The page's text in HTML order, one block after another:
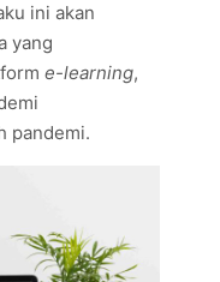
ini akan
yang
e-learning,
pandemi.